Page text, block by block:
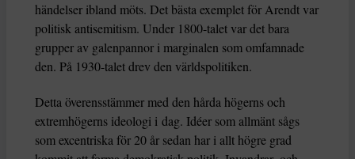
händelser ibland möts. Det bästa exemplet för Arendt var
politisk antisemitism. Under 1800-talet var det bara
grupper av galenpannor i marginalen som omfamnade
den. På 1930-talet drev den världspolitiken.
Detta överensstämmer med den hårda högerns och
extremhögerns ideologi i dag. Idéer som allmänt sågs
som excentriska för 20 år sedan har i allt högre grad